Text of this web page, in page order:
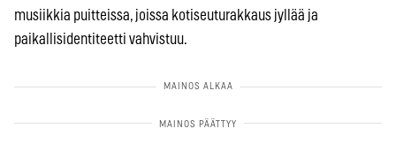
musiikkia puitteissa, joissa kotiseuturakkaus jyllää ja
paikallisidentiteetti vahvistuu.